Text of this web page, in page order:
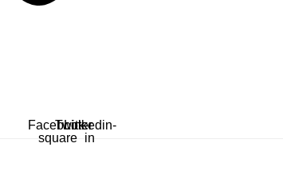
Facebook-
square
Twitter
Linkedin-
in